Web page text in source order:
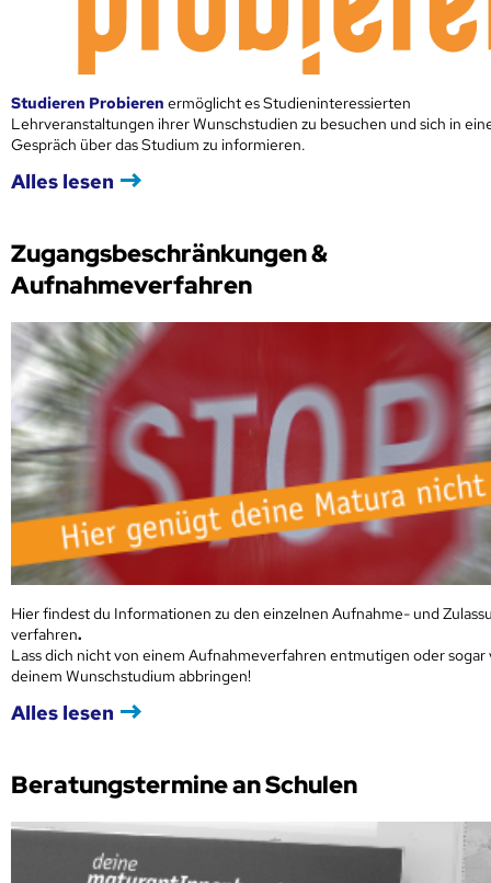
Studieren Probieren ermöglicht es Studieninteressierten
Lehrveranstaltungen ihrer Wunschstudien zu besuchen und sich in
Gespräch über das Studium zu informieren.
Alles lesen
Zugangsbeschränkungen &
Aufnahmeverfahren
Hier findest du Informationen zu den einzelnen Aufnahme- und
verfahren.
Lass dich nicht von einem Aufnahmeverfahren entmutigen oder sogar
deinem Wunschstudium abbringen!
Alles lesen
Beratungstermine an Schulen